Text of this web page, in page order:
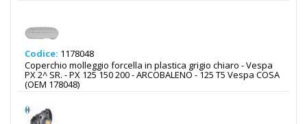
Codice: 1178048
Coperchio molleggio forcella in plastica grigio chiaro - Vespa
PX 2^ SR. - PX 125 150 200 - ARCOBALENO - 125 T5 Vespa COSA
(OEM 178048)